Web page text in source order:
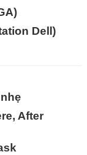
Dell)
After